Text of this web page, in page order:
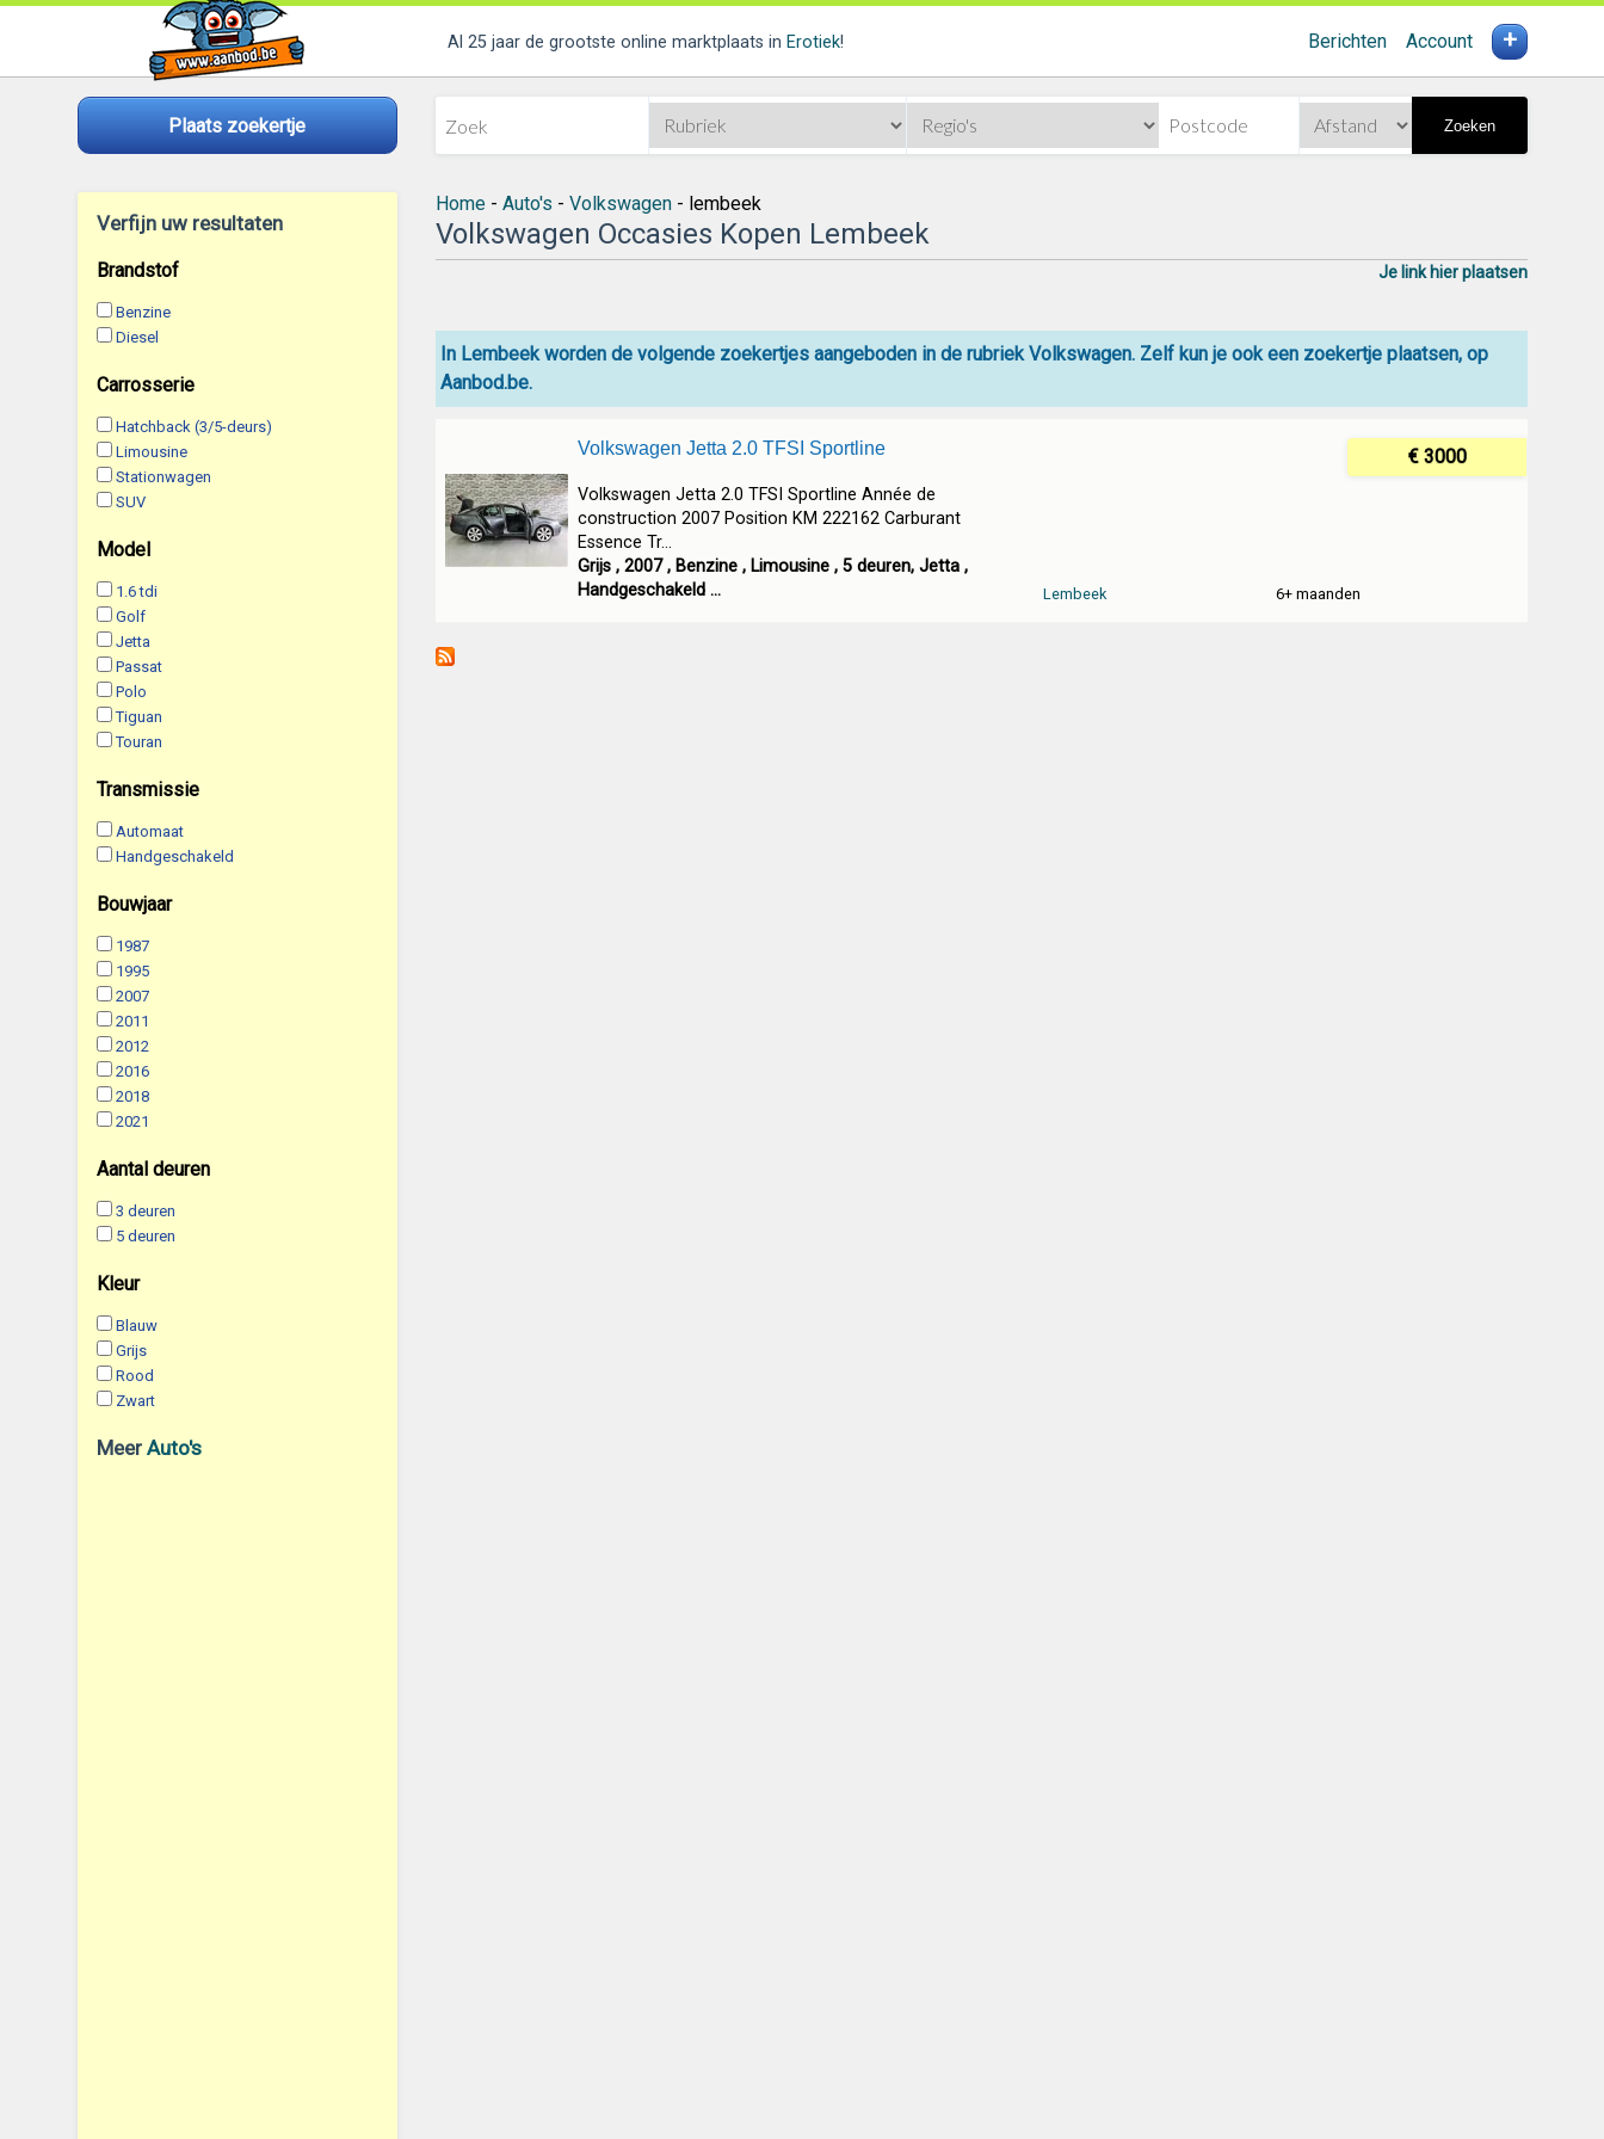
Al 25 jaar de grootste online marktplaats in Erotiek! Berichten Account +
Plaats zoekertje Zoeken
Verfijn uw resultaten
Brandstof
Benzine
Diesel
Carrosserie
Hatchback (3/5-deurs)
Limousine
Stationwagen
SUV
Model
1.6 tdi
Golf
Jetta
Passat
Polo
Tiguan
Touran
Transmissie
Automaat
Handgeschakeld
Bouwjaar
1987
1995
2007
2011
2012
2016
2018
2021
Aantal deuren
3 deuren
5 deuren
Kleur
Blauw
Grijs
Rood
Zwart
Meer Auto's
Home- Auto's - Volkswagen- lembeek
Volkswagen Occasies Kopen Lembeek
Je link hier plaatsen
In Lembeek worden de volgende zoekertjes aangeboden in de rubriek Volkswagen. Zelf kun je ook een zoekertje plaatsen, op
Aanbod.be.
Volkswagen Jetta 2.0 TFSI Sportline
Volkswagen Jetta 2.0 TFSI Sportline Année de
construction 2007 Position KM 222162 Carburant
Essence Tr...
Grijs , 2007 , Benzine , Limousine , 5 deuren, Jetta ,
Handgeschakeld ...
€ 3000
Lembeek 6+ maanden